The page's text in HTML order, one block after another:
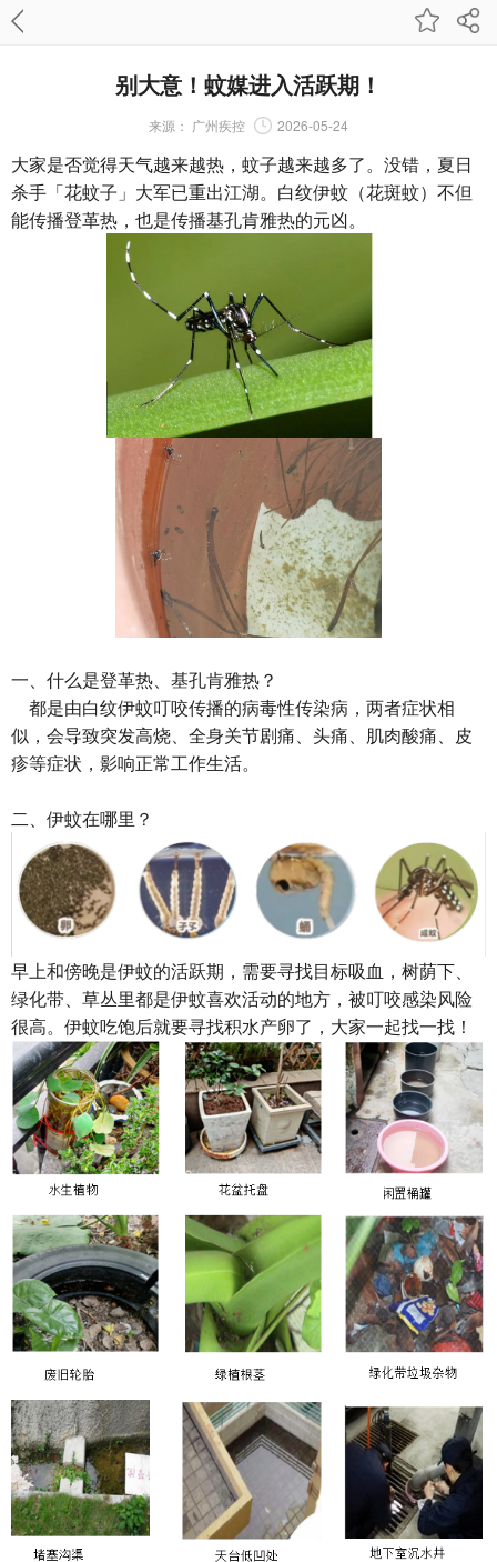
别大意！蚊媒进入活跃期！
来源： 广州疾控 2026-05-24
大家是否觉得天气越来越热，蚊子越来越多了。没错，夏日
杀手「花蚊子」大军已重出江湖。 白纹伊蚊 （花斑蚊）不但
能传播登革热，也是传播基孔肯雅热的元凶。
一、什么是登革热、基孔肯雅热？
都是由白纹伊蚊叮咬传播的病毒性传染病，两者症状相
似，会导致突发高烧、全身关节剧痛、头痛、肌肉酸痛、皮
疹等症状，影响正常工作生活。
二、伊蚊在哪里？
早上和傍晚是伊蚊的活跃期，需要寻找目标吸血，树荫下、
绿化带、草丛里都是伊蚊喜欢活动的地方，被叮咬感染风险
很高。伊蚊吃饱后就要寻找积水产卵了，大家一起找一找！